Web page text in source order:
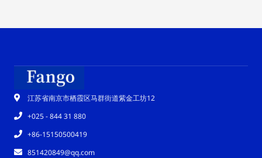
江苏省南京市栖霞区马群街道紫金工坊12
+025 - 844 31 880
+86-15150500419
851420849@qq.com